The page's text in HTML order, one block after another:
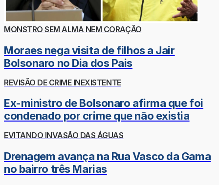
MONSTRO SEM ALMA NEM CORAÇÃO
Moraes nega visita de filhos a Jair
Bolsonaro no Dia dos Pais
REVISÃO DE CRIME INEXISTENTE
Ex-ministro de Bolsonaro afirma que foi
condenado por crime que não existia
EVITANDO INVASÃO DAS ÁGUAS
Drenagem avança na Rua Vasco da Gama
no bairro três Marias